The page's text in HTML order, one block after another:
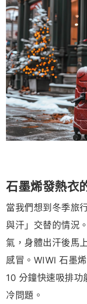
石墨烯發熱衣
當我們想到冬季旅
與汗」交替的情況
氣，身體出汗後馬
感冒。WIWI 石墨
10 分鐘快速吸排功
冷問題。